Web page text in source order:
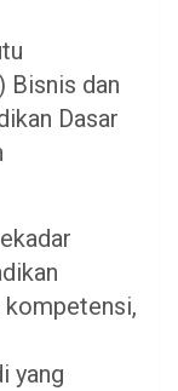
Bisnis dan
Dasar
yang